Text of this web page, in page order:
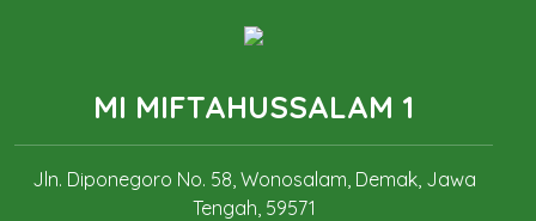
MI MIFTAHUSSALAM 1
Jln. Diponegoro No. 58, Wonosalam, Demak, Jawa
Tengah, 59571